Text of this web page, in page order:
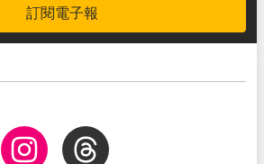
訂閱電子報
InstagramThreads